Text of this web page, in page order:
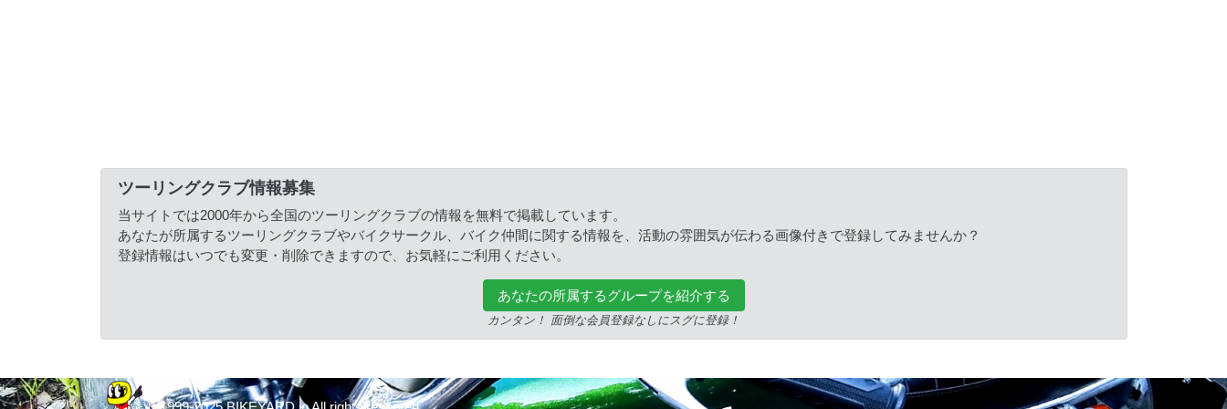
ツーリングクラブ情報募集
当サイトでは2000年から全国のツーリングクラブの情報を無料で掲載しています。
あなたが所属するツーリングクラブやバイクサークル、バイク仲間に関する情報を、活動の雰囲気が伝わる画像付きで登録してみませんか？
登録情報はいつでも変更・削除できますので、お気軽にご利用ください。
あなたの所属するグループを紹介する
カンタン！ 面倒な会員登録なしにスグに登録！